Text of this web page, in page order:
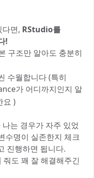
면, RStudio를
!
구조만 알아도 충분히
수월합니다 (특히
가 어디까지인지 알
요 )
는 경우가 자주 있었
수명이 실존한지 체크
진행하면 됩니다.
도 꽤 잘 해결해주긴